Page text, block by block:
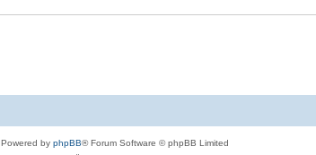
r
Powered by phpBB® Forum Software © phpBB Limited